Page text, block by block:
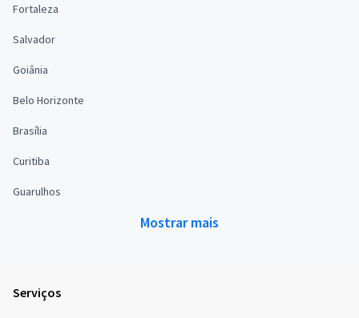
Fortaleza
Salvador
Goiânia
Belo Horizonte
Brasília
Curitiba
Guarulhos
Mostrar mais
Serviços